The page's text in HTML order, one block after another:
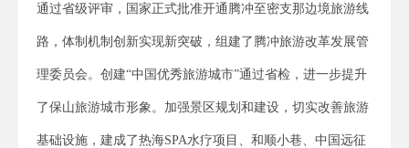
通过省级评审，国家正式批准开通腾冲至密支那边境旅游线
路，体制机制创新实现新突破，组建了腾冲旅游改革发展管
理委员会。创建“中国优秀旅游城市”通过省检，进一步提升
了保山旅游城市形象。加强景区规划和建设，切实改善旅游
基础设施，建成了热海SPA水疗项目、和顺小巷、中国远征